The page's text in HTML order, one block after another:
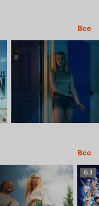
Все
Все
6.1
6.1